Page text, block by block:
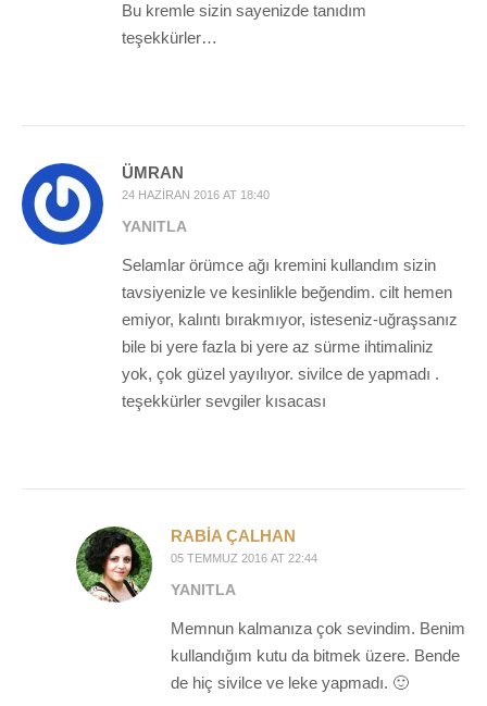
Bu kremle sizin sayenizde tanıdım
teşekkürler…
ÜMRAN
24 HAZIRAN 2016 AT 18:40
YANITLA
Selamlar örümce ağı kremini kullandım sizin
tavsiyenizle ve kesinlikle beğendim. cilt hemen
emiyor, kalıntı bırakmıyor, isteseniz-uğraşsanız
bile bi yere fazla bi yere az sürme ihtimaliniz
yok, çok güzel yayılıyor. sivilce de yapmadı .
teşekkürler sevgiler kısacası
RABIA ÇALHAN
05 TEMMUZ 2016 AT 22:44
YANITLA
Memnun kalmanıza çok sevindim. Benim
kullandığım kutu da bitmek üzere. Bende
de hiç sivilce ve leke yapmadı. 🙂